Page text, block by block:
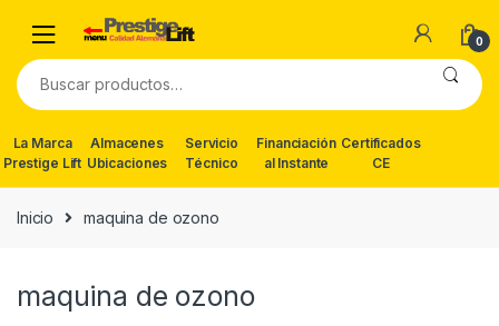
navigation
content
0
Buscar
por:
La Marca
Prestige Lift
Almacenes
Ubicaciones
Servicio
Técnico
Financiación
al Instante
Certificados
CE
Inicio maquina de ozono
maquina de ozono